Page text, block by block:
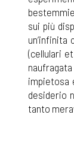
sui più
(cellulari
impietosa
desiderio
tanto